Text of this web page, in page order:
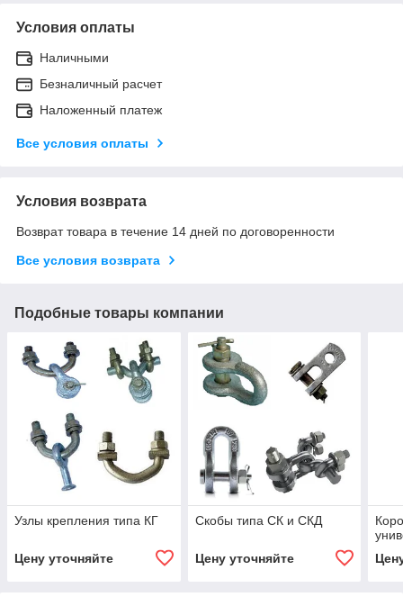
Условия оплаты
Наличными
Безналичный расчет
Наложенный платеж
Все условия оплаты
Условия возврата
Возврат товара в течение 14 дней по договоренности
Все условия возврата
Подобные товары компании
Узлы крепления типа КГ
Цену уточняйте
Скобы типа СК и СКД
Цену уточняйте